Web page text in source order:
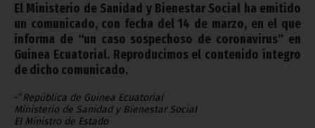
El Ministerio de Sanidad y Bienestar Social ha emitido
un comunicado, con fecha del 14 de marzo, en el que
informa de “un caso sospechoso de coronavirus” en
Guinea Ecuatorial. Reproducimos el contenido íntegro
de dicho comunicado.
-“República de Guinea Ecuatorial
Ministerio de Sanidad y Bienestar Social
El Ministro de Estado